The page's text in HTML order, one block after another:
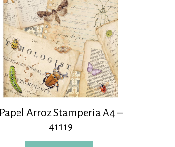
Papel Arroz Stamperia A4 –
41119